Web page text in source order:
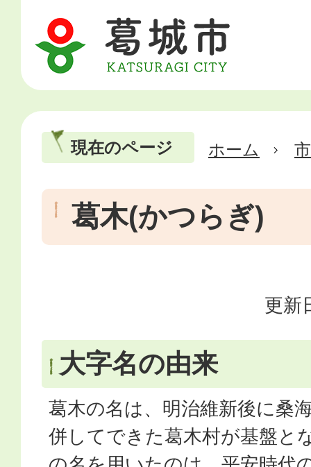
現在のページ ホーム
葛木(かつらぎ)
更新
大字名の由来
葛木の名は、明治維新後に桑
併してできた葛木村が基盤と